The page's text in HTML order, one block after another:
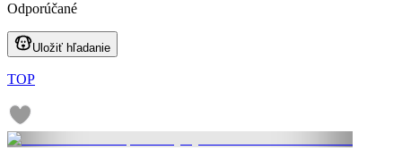
Odporúčané
Uložiť hľadanie
TOP